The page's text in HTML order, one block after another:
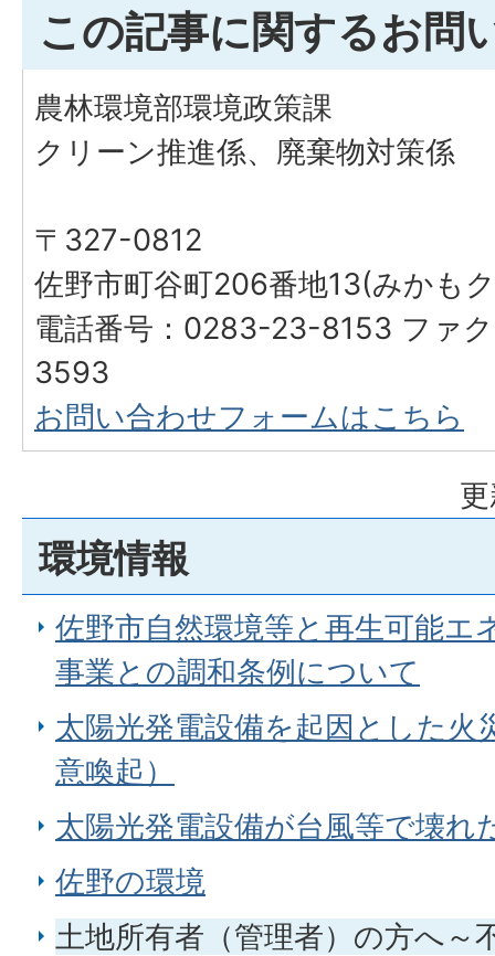
この記事に関するお問
農林環境部環境政策課
クリーン推進係、廃棄物対策係
〒327-0812
佐野市町谷町206番地13(みかも
電話番号：0283-23-8153 ファ
3593
お問い合わせフォームはこちら
環境情報
佐野市自然環境等と再生可能エ
事業との調和条例について
太陽光発電設備を起因とした火
意喚起）
太陽光発電設備が台風等で壊れ
佐野の環境
土地所有者（管理者）の方へ～